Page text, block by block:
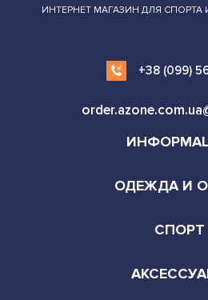
ИНТЕРНЕТ МАГАЗИН ДЛЯ
+38 (099)
ОДЕЖДА И
СПОРТ